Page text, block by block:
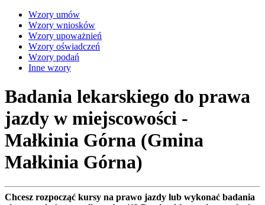
Wzory umów
Wzory wniosków
Wzory upoważnień
Wzory oświadczeń
Wzory podań
Inne wzory
Badania lekarskiego do prawa
jazdy w miejscowości -
Małkinia Górna (Gmina
Małkinia Górna)
Chcesz rozpocząć kursy na prawo jazdy lub wykonać badania